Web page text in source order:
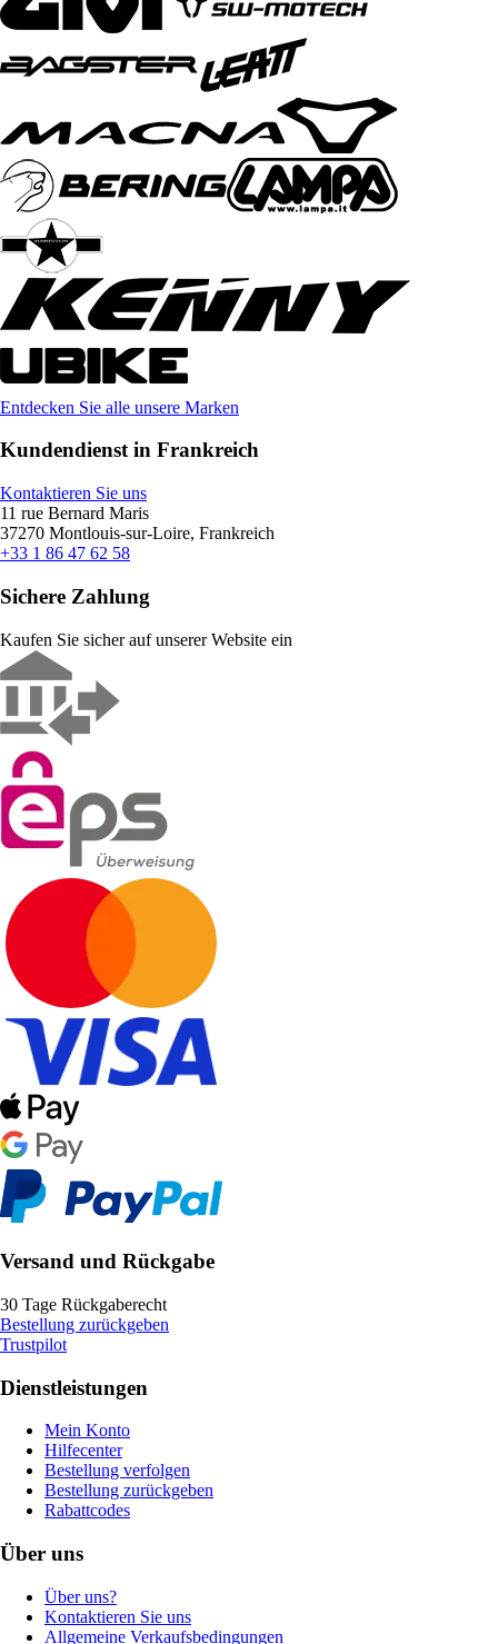
Entdecken Sie alle unsere Marken
Kundendienst in Frankreich
Kontaktieren Sie uns
11 rue Bernard Maris
37270 Montlouis-sur-Loire, Frankreich
+33 1 86 47 62 58
Sichere Zahlung
Kaufen Sie sicher auf unserer Website ein
Versand und Rückgabe
30 Tage Rückgaberecht
Bestellung zurückgeben
Trustpilot
Dienstleistungen
Mein Konto
Hilfecenter
Bestellung verfolgen
Bestellung zurückgeben
Rabattcodes
Über uns
Über uns?
Kontaktieren Sie uns
Allgemeine Verkaufsbedingungen